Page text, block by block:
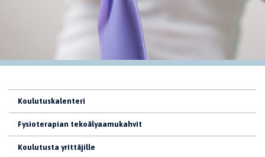
Koulutuskalenteri
Fysioterapian tekoälyaamukahvit
Koulutusta yrittäjille